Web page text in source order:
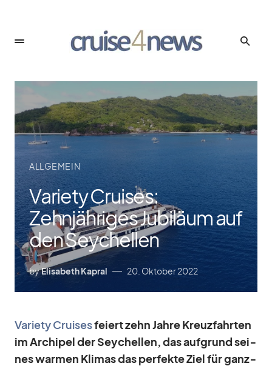
ALLGEMEIN
Variety Cruises:
Zehnjähriges Jubiläum auf
den Seychellen
byElisabeth Kapral 20. Oktober 2022
Va­riety Crui­sesfei­ert zehn Jahre Kreuz­fahr­ten
im Ar­chi­pel der Sey­chel­len, das auf­grund sei­
nes war­men Kli­mas das per­fekte Ziel für ganz­